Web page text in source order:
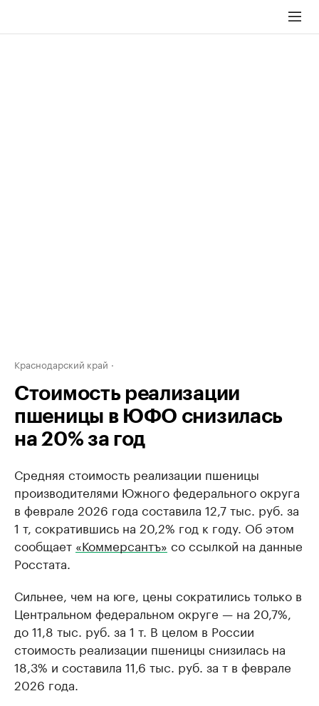
Краснодарский край
Стоимость реализации
пшеницы в ЮФО снизилась
на 20% за год
Средняя стоимость реализации пшеницы
производителями Южного федерального округа
в феврале 2026 года составила 12,7 тыс. руб. за
1 т, сократившись на 20,2% год к году. Об этом
сообщает «Коммерсантъ» со ссылкой на данные
Росстата.
Сильнее, чем на юге, цены сократились только в
Центральном федеральном округе — на 20,7%,
до 11,8 тыс. руб. за 1 т. В целом в России
стоимость реализации пшеницы снизилась на
18,3% и составила 11,6 тыс. руб. за т в феврале
2026 года.